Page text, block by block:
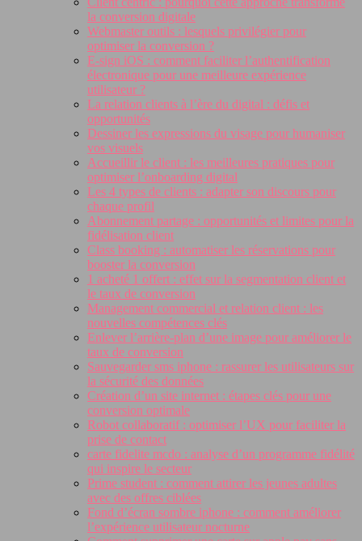
la conversion digitale
Webmaster outils : lesquels privilégier pour
optimiser la conversion ?
E-sign iOS : comment faciliter l’authentification
électronique pour une meilleure expérience
utilisateur ?
La relation clients à l’ère du digital : défis et
opportunités
Dessiner les expressions du visage pour humaniser
vos visuels
Accueillir le client : les meilleures pratiques pour
optimiser l’onboarding digital
Les 4 types de clients : adapter son discours pour
chaque profil
Abonnement partage : opportunités et limites pour la
fidélisation client
Class booking : automatiser les réservations pour
booster la conversion
1 acheté 1 offert : effet sur la segmentation client et
le taux de conversion
Management commercial et relation client : les
nouvelles compétences clés
Enlever l’arrière-plan d’une image pour améliorer le
taux de conversion
Sauvegarder sms iphone : rassurer les utilisateurs sur
la sécurité des données
Création d’un site internet : étapes clés pour une
conversion optimale
Robot collaboratif : optimiser l’UX pour faciliter la
prise de contact
carte fidelite mcdo : analyse d’un programme fidélité
qui inspire le secteur
Prime student : comment attirer les jeunes adultes
avec des offres ciblées
Fond d’écran sombre iphone : comment améliorer
l’expérience utilisateur nocturne